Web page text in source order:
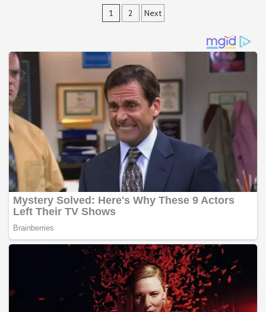
Paginație
1 2 Next